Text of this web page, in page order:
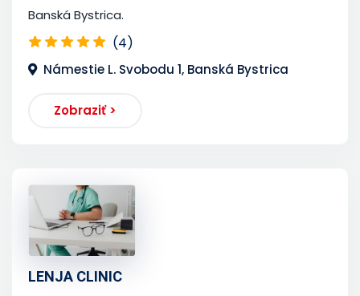
Banská Bystrica.
(4)
Námestie L. Svobodu 1, Banská Bystrica
Zobraziť >
LENJA CLINIC